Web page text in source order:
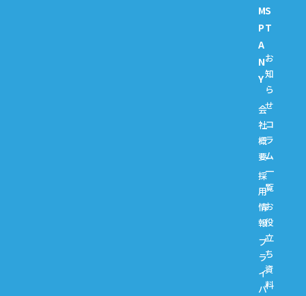
M
P
A
N
Y
会
社
概
要
採
用
情
報
プ
ラ
イ
バ
S
T
お
知
ら
せ
コ
ラ
ム
一
覧
お
役
立
ち
資
料